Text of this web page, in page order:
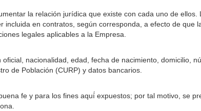
la relación jurídica que existe con cada uno de
en contratos, según corresponda, a efecto de que
legales aplicables a la Empresa.
nacionalidad, edad, fecha de nacimiento, domicilio,
de Población (CURP) y datos bancarios.
fe y para los fines aquí́ expuestos; por tal motivo, se